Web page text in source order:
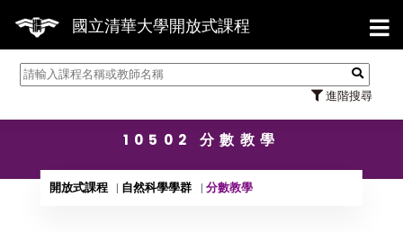
國立清華大學開放式課程
進階搜尋
【
10502 分數教學
開放式課程 自然科學學群 分數教學